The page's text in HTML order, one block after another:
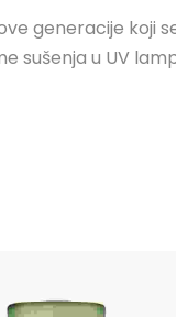
generacije koji
sušenja u UV